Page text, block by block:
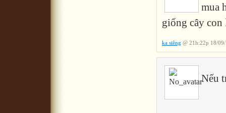
mua
giống cây con
ka siêng @ 21h:22p 18/
Nếu